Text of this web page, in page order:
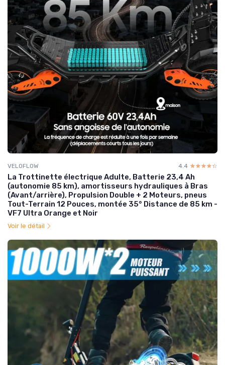
VELOFLOW 4.4 ☆☆☆☆☆
★★★★★
La Trottinette électrique Adulte, Batterie 23,4 Ah
(autonomie 85 km), amortisseurs hydrauliques à Bras
(Avant/arrière), Propulsion Double + 2 Moteurs, pneus
Tout-Terrain 12 Pouces, montée 35° Distance de 85 km -
VF7 Ultra Orange et Noir
Voir le détail